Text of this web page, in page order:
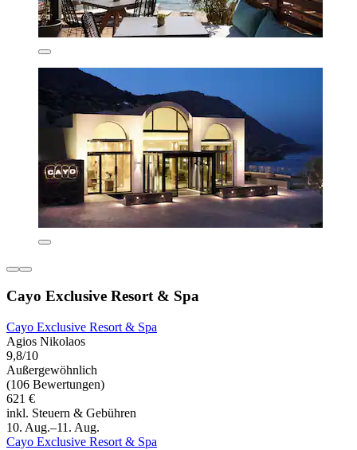
Cayo Exclusive Resort & Spa
Cayo Exclusive Resort & Spa
Agios Nikolaos
9,8/10
Außergewöhnlich
(106 Bewertungen)
621 €
inkl. Steuern & Gebühren
10. Aug.–11. Aug.
Cayo Exclusive Resort & Spa